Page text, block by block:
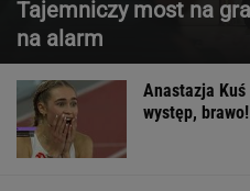
Tajemniczy most na
na alarm
Anastazja
występ, brawo!